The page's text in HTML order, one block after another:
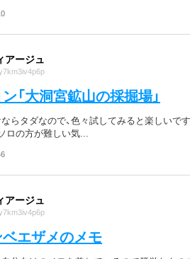
アージュ
「大洞宮鉱山の採掘場」
らタダなので、色々試してみると楽しいで
ロの方が難しい気...
アージュ
エザメのメモ